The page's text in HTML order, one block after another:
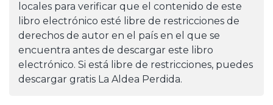
locales para verificar que el contenido de este
libro electrónico esté libre de restricciones de
derechos de autor en el país en el que se
encuentra antes de descargar este libro
electrónico. Si está libre de restricciones, puedes
descargar gratis La Aldea Perdida.